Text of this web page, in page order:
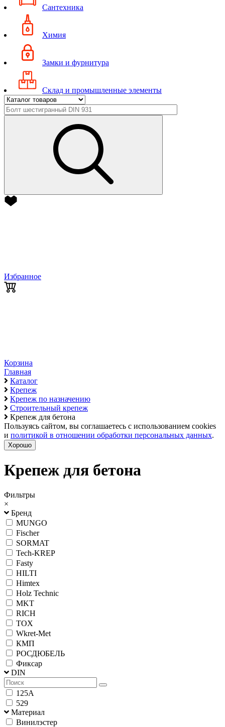
Сантехника
Химия
Замки и фурнитура
Склад и промышленные элементы
Избранное
Корзина
Главная
Каталог
Крепеж
Крепеж по назначению
Строительный крепеж
Крепеж для бетона
Пользуясь сайтом, вы соглашаетесь с использованием cookies
и политикой в отношении обработки персональных данных.
Хорошо
Крепеж для бетона
Фильтры
×
Бренд
MUNGO
Fischer
SORMAT
Tech-KREP
Fasty
HILTI
Himtex
Holz Technic
MKT
RICH
TOX
Wkret-Met
КМП
РОСДЮБЕЛЬ
Фиксар
DIN
125A
529
Материал
Винилэстер